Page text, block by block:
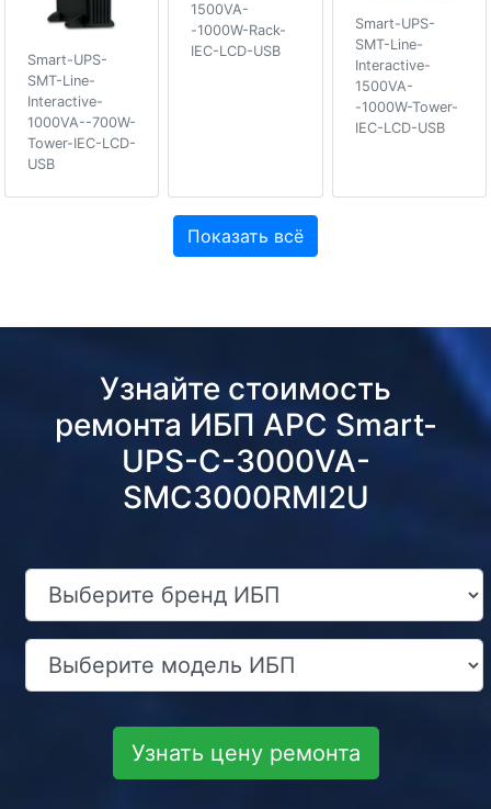
Smart-UPS-
SMT-Line-
Interactive-
1000VA--700W-
Tower-IEC-LCD-
USB
1500VA-
-1000W-Rack-
IEC-LCD-USB
Smart-UPS-
SMT-Line-
Interactive-
1500VA-
-1000W-Tower-
IEC-LCD-USB
Показать всё
Узнайте стоимость
ремонта ИБП APC Smart-
UPS-C-3000VA-
SMC3000RMI2U
Узнать цену ремонта